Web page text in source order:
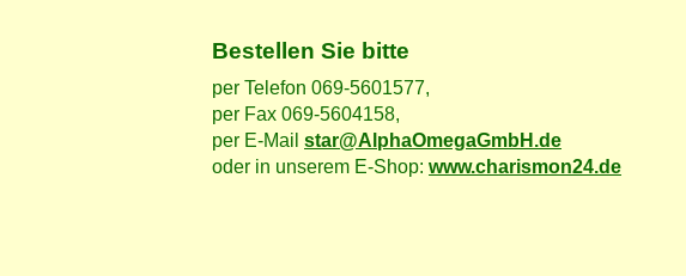
Bestellen Sie bitte
per Telefon 069-5601577,
per Fax 069-5604158,
per E-Mail star@AlphaOmegaGmbH.de
oder in unserem E-Shop: www.charismon24.de